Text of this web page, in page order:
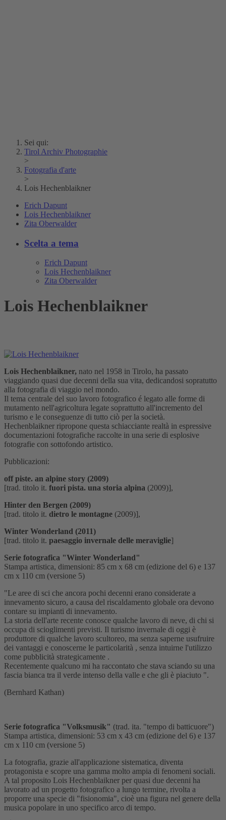
Sei qui:
Tirol Archiv Photographie
>
Fotografia d'arte
>
Lois Hechenblaikner
Erich Dapunt
Lois Hechenblaikner
Zita Oberwalder
Scelta a tema
Erich Dapunt
Lois Hechenblaikner
Zita Oberwalder
Lois Hechenblaikner
Lois Hechenblaikner, nato nel 1958 in Tirolo, ha passato
viaggiando quasi due decenni della sua vita, dedicandosi sopratutto
alla fotografia di viaggio nel mondo.
Il tema centrale del suo lavoro fotografico é legato alle forme di
mutamento nell'agricoltura legate soprattutto all'incremento del
turismo e le conseguenze di tutto ciò per la società.
Hechenblaikner ripropone questa schiacciante realtà in espressive
documentazioni fotografiche raccolte in una serie di esplosive
fotografie con sottofondo artistico.
Pubblicazioni:
off piste. an alpine story (2009)
[trad. titolo it. fuori pista. una storia alpina (2009)],
Hinter den Bergen (2009)
[trad. titolo it. dietro le montagne (2009)],
Winter Wonderland (2011)
[trad. titolo it. paesaggio invernale delle meraviglie]
Serie fotografica "Winter Wonderland"
Stampa artistica, dimensioni: 85 cm x 68 cm (edizione del 6) e 137
cm x 110 cm (versione 5)
"Le aree di sci che ancora pochi decenni erano considerate a
innevamento sicuro, a causa del riscaldamento globale ora devono
contare su impianti di innevamento.
La storia dell'arte recente conosce qualche lavoro di neve, di chi si
occupa di scioglimenti previsti. Il turismo invernale di oggi è
produttore di qualche lavoro scultoreo, ma senza saperne usufruire
dei vantaggi e conoscerne le particolarità , senza intuirne l'utilizzo
come pubblicità strategicamente .
Recentemente qualcuno mi ha raccontato che stava sciando su una
fascia bianca tra il verde intenso della valle e che gli è piaciuto ".
(Bernhard Kathan)
Serie fotografica "Volksmusik" (trad. ita. "tempo di batticuore")
Stampa artistica, dimensioni: 53 cm x 43 cm (edizione del 6) e 137
cm x 110 cm (versione 5)
La fotografia, grazie all'applicazione sistematica, diventa
protagonista e scopre una gamma molto ampia di fenomeni sociali.
A tal proposito Lois Hechenblaikner per quasi due decenni ha
lavorato ad un progetto fotografico a lungo termine, rivolta a
proporre una specie di "fisionomia", cioè una figura nel genere della
musica popolare in uno specifico arco di tempo.